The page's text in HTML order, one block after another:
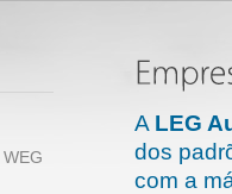
WEG
A LEG
dos
com a